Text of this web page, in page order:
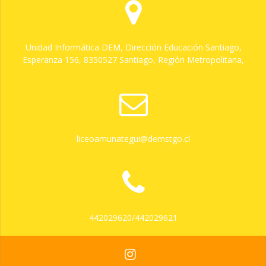
Unidad Informática DEM, Dirección Educación Santiago,
Esperanza 156, 8350527 Santiago, Región Metropolitana,
liceoamunategui@demstgo.cl
442029620/442029621